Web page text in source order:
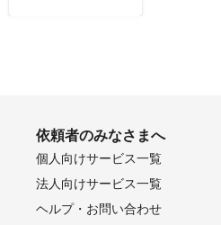
依頼者のみなさまへ
個人向けサービス一覧
法人向けサービス一覧
ヘルプ・お問い合わせ